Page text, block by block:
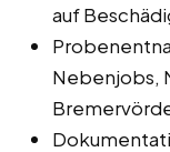
auf
Nebenjobs,